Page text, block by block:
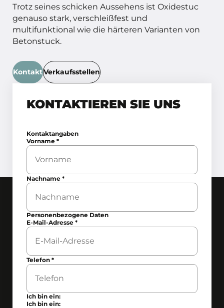
Trotz seines schicken Aussehens ist Oxidestuc
genauso stark, verschleißfest und
multifunktional wie die härteren Varianten von
Betonstuck.
KontaktVerkaufsstellen
KONTAKTIEREN SIE UNS
Kontaktangaben
Vorname*
Nachname*
Personenbezogene Daten
E-Mail-Adresse*
Telefon*
Ich bin ein:
Ich bin ein: